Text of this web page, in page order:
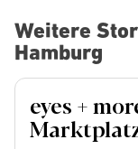
Weitere
Hamburg
eyes +